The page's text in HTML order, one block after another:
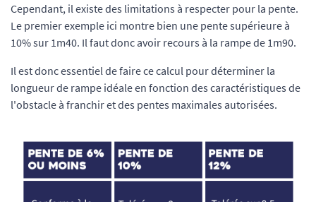
Cependant, il existe des limitations à respecter pour la pente.
Le premier exemple ici montre bien une pente supérieure à
10% sur 1m40. Il faut donc avoir recours à la rampe de 1m90.
Il est donc essentiel de faire ce calcul pour déterminer la
longueur de rampe idéale en fonction des caractéristiques de
l'obstacle à franchir et des pentes maximales autorisées.